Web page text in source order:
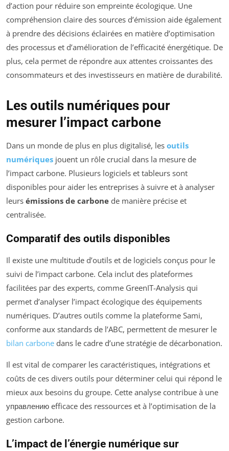
d’action pour réduire son empreinte écologique. Une
compréhension claire des sources d’émission aide également
à prendre des décisions éclairées en matière d’optimisation
des processus et d’amélioration de l’efficacité énergétique. De
plus, cela permet de répondre aux attentes croissantes des
consommateurs et des investisseurs en matière de durabilité.
Les outils numériques pour
mesurer l’impact carbone
Dans un monde de plus en plus digitalisé, les outils
numériques jouent un rôle crucial dans la mesure de
l’impact carbone. Plusieurs logiciels et tableurs sont
disponibles pour aider les entreprises à suivre et à analyser
leurs émissions de carbone de manière précise et
centralisée.
Comparatif des outils disponibles
Il existe une multitude d’outils et de logiciels conçus pour le
suivi de l’impact carbone. Cela inclut des plateformes
facilitées par des experts, comme GreenIT-Analysis qui
permet d’analyser l’impact écologique des équipements
numériques. D’autres outils comme la plateforme Sami,
conforme aux standards de l’ABC, permettent de mesurer le
bilan carbone dans le cadre d’une stratégie de décarbonation.
Il est vital de comparer les caractéristiques, intégrations et
coûts de ces divers outils pour déterminer celui qui répond le
mieux aux besoins du groupe. Cette analyse contribue à une
управлению efficace des ressources et à l’optimisation de la
gestion carbone.
L’impact de l’énergie numérique sur